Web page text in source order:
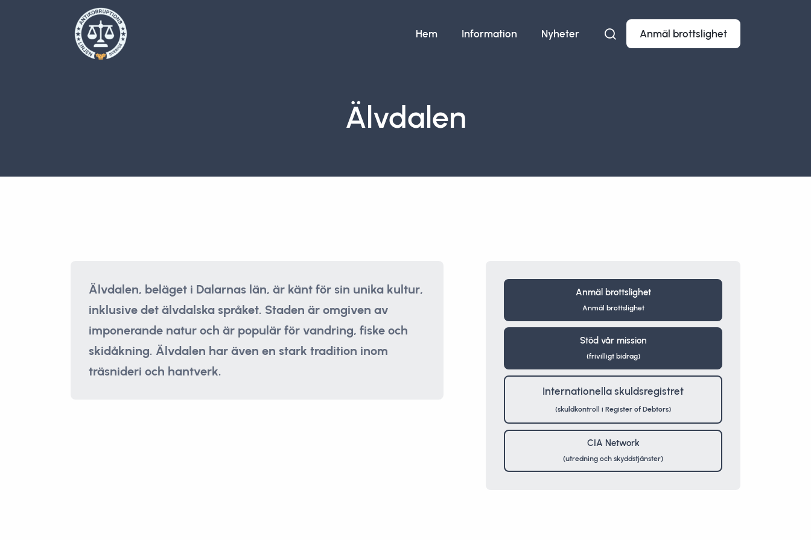
Hem Information Nyheter Anmäl brottslighet
Älvdalen
Älvdalen, beläget i Dalarnas län, är känt för sin unika kultur,
inklusive det älvdalska språket. Staden är omgiven av
imponerande natur och är populär för vandring, fiske och
skidåkning. Älvdalen har även en stark tradition inom
träsnideri och hantverk.
Anmäl brottslighet
Anmäl brottslighet
Stöd vår mission
(frivilligt bidrag)
Internationella skuldsregistret
(skuldkontroll i Register of Debtors)
CIA Network
(utredning och skyddstjänster)